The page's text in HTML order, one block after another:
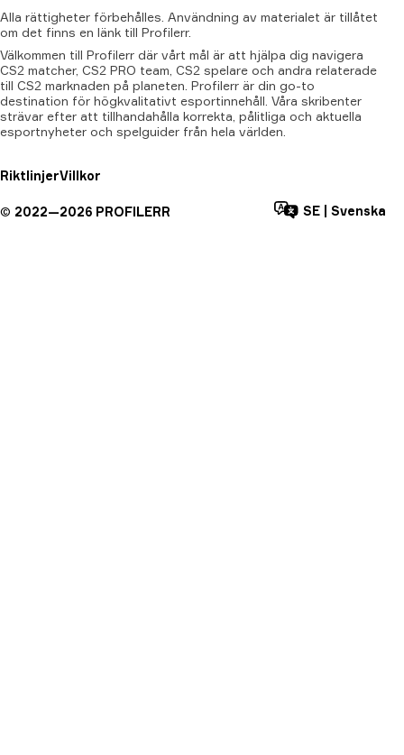
Alla rättigheter förbehålles. Användning av materialet är tillåtet
om det finns en länk till Profilerr.
Välkommen till Profilerr där vårt mål är att hjälpa dig navigera
CS2 matcher, CS2 PRO team, CS2 spelare och andra relaterade
till CS2 marknaden på planeten. Profilerr är din go-to
destination för högkvalitativt esportinnehåll. Våra skribenter
strävar efter att tillhandahålla korrekta, pålitliga och aktuella
esportnyheter och spelguider från hela världen.
RiktlinjerVillkor
© 2022—2026 PROFILERR SE Svenska